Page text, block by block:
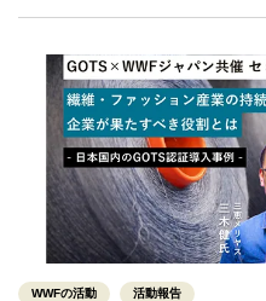
WWFの活動 活動報告